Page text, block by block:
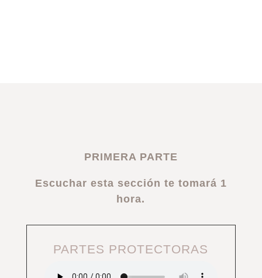
PRIMERA PARTE
Escuchar esta sección te tomará 1
hora.
PARTES PROTECTORAS